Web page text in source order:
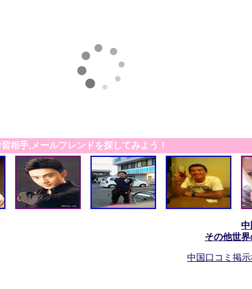
相手,メールフレンドを探してみよう！
中
その他世
中国口コミ掲